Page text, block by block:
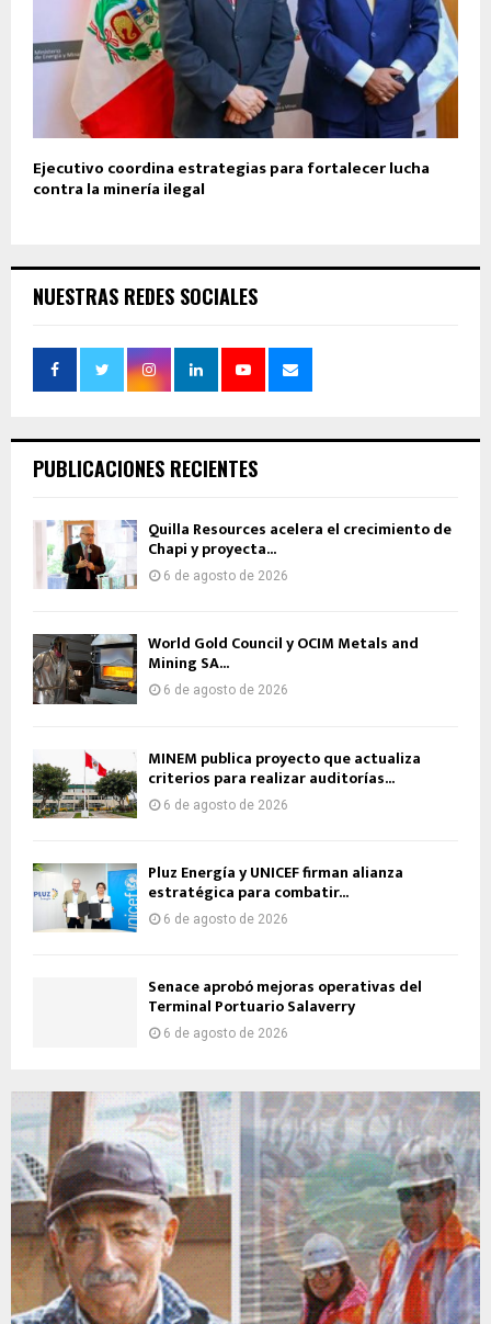
Ejecutivo coordina estrategias para fortalecer lucha
contra la minería ilegal
NUESTRAS REDES SOCIALES
PUBLICACIONES RECIENTES
Quilla Resources acelera el crecimiento de
Chapi y proyecta...
6 de agosto de 2026
World Gold Council y OCIM Metals and
Mining SA...
6 de agosto de 2026
MINEM publica proyecto que actualiza
criterios para realizar auditorías...
6 de agosto de 2026
Pluz Energía y UNICEF firman alianza
estratégica para combatir...
6 de agosto de 2026
Senace aprobó mejoras operativas del
Terminal Portuario Salaverry
6 de agosto de 2026